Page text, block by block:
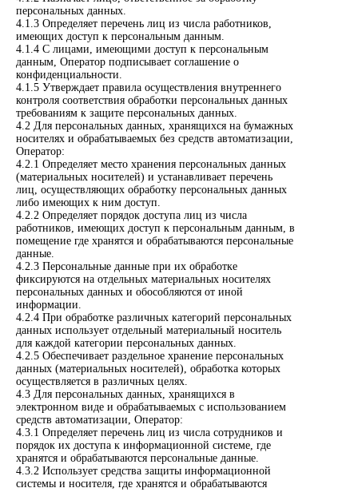
персональных данных.
4.1.3 Определяет перечень лиц из числа работников,
имеющих доступ к персональным данным.
4.1.4 С лицами, имеющими доступ к персональным
данным, Оператор подписывает соглашение о
конфиденциальности.
4.1.5 Утверждает правила осуществления внутреннего
контроля соответствия обработки персональных данных
требованиям к защите персональных данных.
4.2 Для персональных данных, хранящихся на бумажных
носителях и обрабатываемых без средств автоматизации,
Оператор:
4.2.1 Определяет место хранения персональных данных
(материальных носителей) и устанавливает перечень
лиц, осуществляющих обработку персональных данных
либо имеющих к ним доступ.
4.2.2 Определяет порядок доступа лиц из числа
работников, имеющих доступ к персональным данным, в
помещение где хранятся и обрабатываются персональные
данные.
4.2.3 Персональные данные при их обработке
фиксируются на отдельных материальных носителях
персональных данных и обособляются от иной
информации.
4.2.4 При обработке различных категорий персональных
данных использует отдельный материальный носитель
для каждой категории персональных данных.
4.2.5 Обеспечивает раздельное хранение персональных
данных (материальных носителей), обработка которых
осуществляется в различных целях.
4.3 Для персональных данных, хранящихся в
электронном виде и обрабатываемых с использованием
средств автоматизации, Оператор:
4.3.1 Определяет перечень лиц из числа сотрудников и
порядок их доступа к информационной системе, где
хранятся и обрабатываются персональные данные.
4.3.2 Использует средства защиты информационной
системы и носителя, где хранятся и обрабатываются